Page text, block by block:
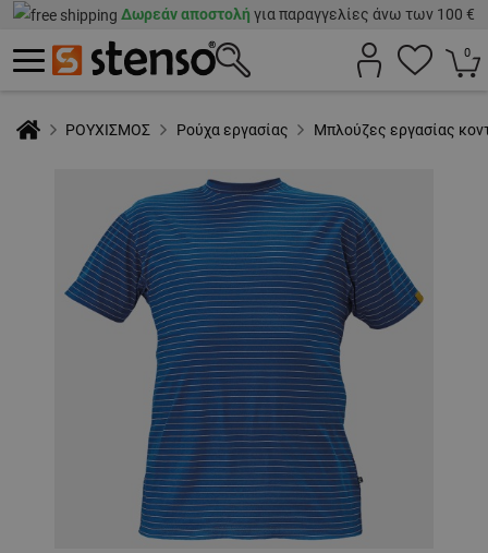
Δωρεάν αποστολή για παραγγελίες άνω των 100 €
0
ΡΟΥΧΙΣΜΟΣ Ρούχα εργασίας Μπλούζες εργασίας